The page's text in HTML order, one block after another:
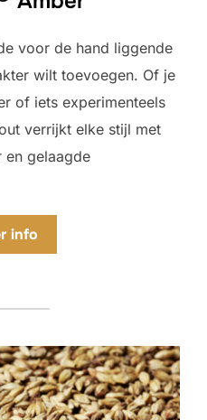
voor de hand liggende
wilt toevoegen. Of je
of iets experimenteels
verrijkt elke stijl met
en gelaagde
info